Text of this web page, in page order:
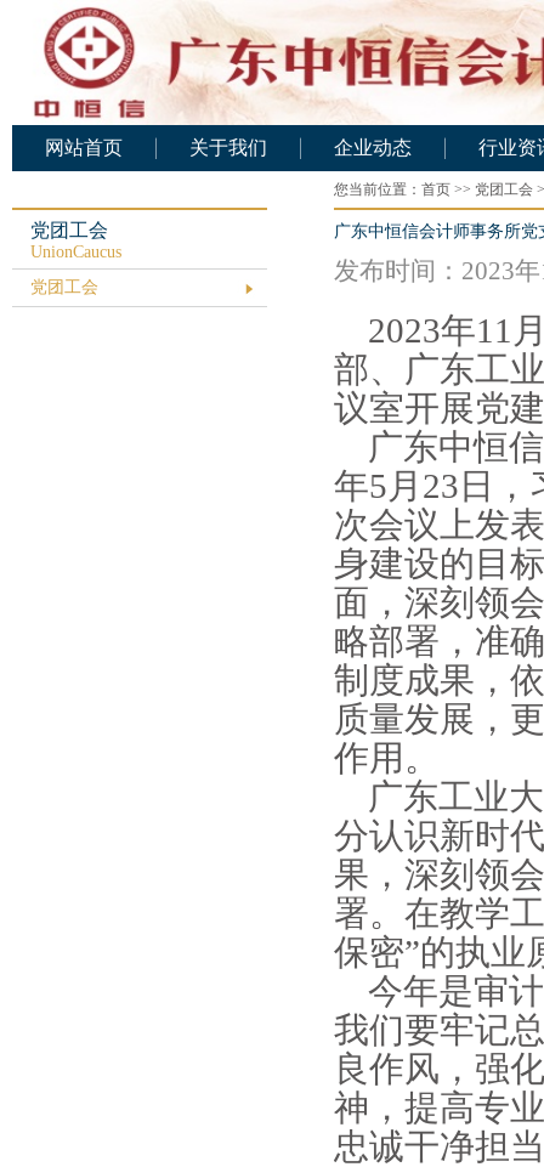
网站首页 关于我们
人力资源
基础设施
企业动态
企业动态
行业资
行业资
党团工会
UnionCaucus
党团工会
您当前位置： 首页 >> 党团工会
广东中恒信会计师事务所
发布时间：2023
2023年11
部、广东工
议室开展党
广东中恒信
年5月23日，
次会议上发
身建设的目
面，深刻领
略部署，准
制度成果，
质量发展，
作用。
广东工业大
分认识新时
果，深刻领
署。在教学
保密”的执业
今年是审计
我们要牢记
良作风，强
神，提高专
忠诚干净担